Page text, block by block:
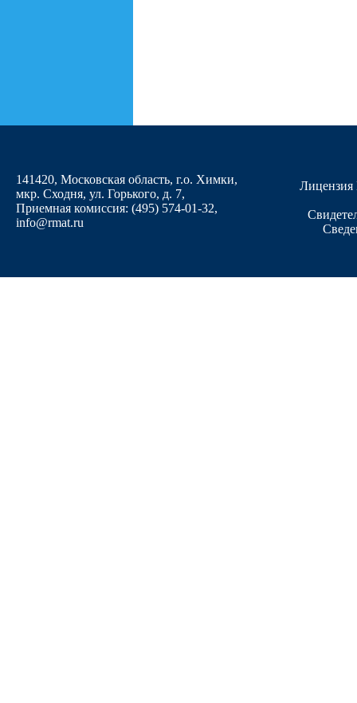
141420, Московская область, г.о. Химки,
мкр. Сходня, ул. Горького, д. 7,
Приемная комиссия: (495) 574-01-32,
info@rmat.ru
Лицензия